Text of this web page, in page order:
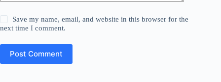
Save my name, email, and website in this browser for the
next time I comment.
Post Comment